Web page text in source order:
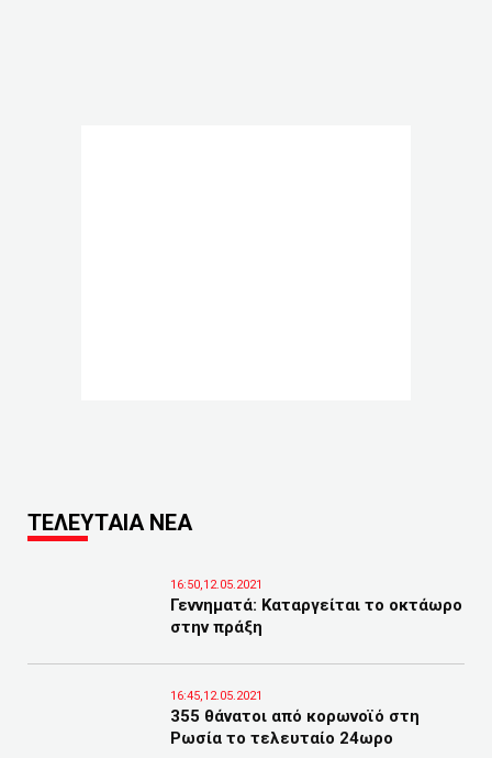
ΤΕΛΕΥΤΑΙΑ ΝΕΑ
16:50,12.05.2021
Γεννηματά: Καταργείται το οκτάωρο
στην πράξη
16:45,12.05.2021
355 θάνατοι από κορωνοϊό στη
Ρωσία το τελευταίο 24ωρο